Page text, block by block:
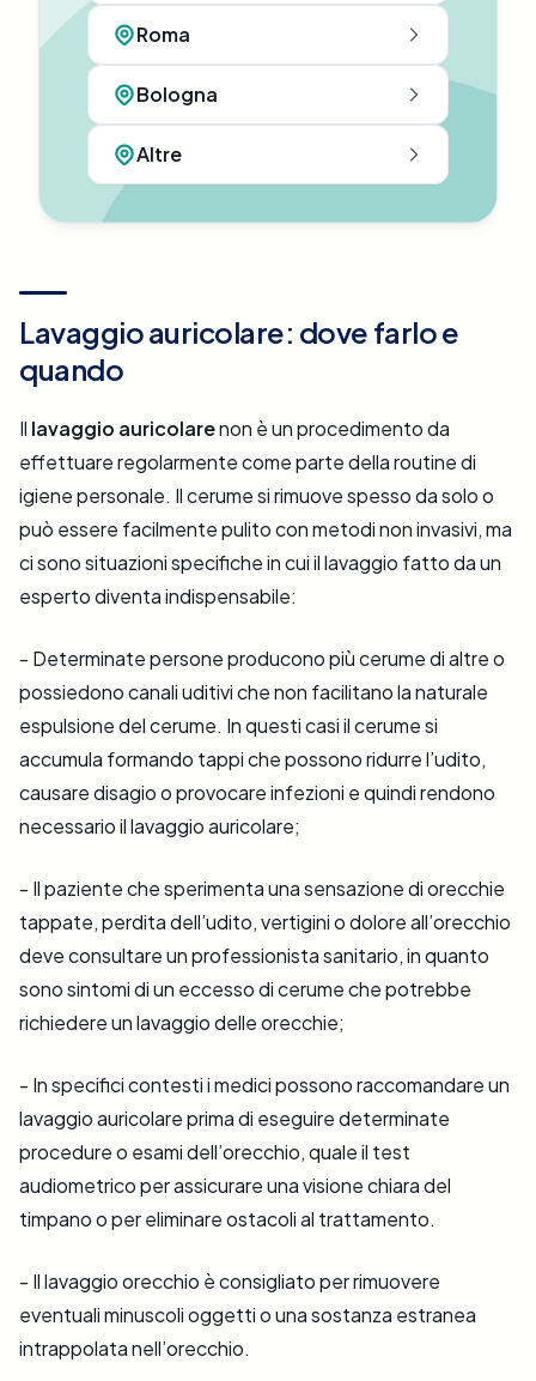
Roma
Bologna
Altre
Lavaggio auricolare: dove farlo e
quando
Il lavaggio auricolarenon è un procedimento da
effettuare regolarmente come parte della routine di
igiene personale. Il cerume si rimuove spesso da solo o
può essere facilmente pulito con metodi non invasivi, ma
ci sono situazioni specifiche in cui il lavaggio fatto da un
esperto diventa indispensabile:
- Determinate persone producono più cerume di altre o
possiedono canali uditivi che non facilitano la naturale
espulsione del cerume. In questi casi il cerume si
accumula formando tappi che possono ridurre l’udito,
causare disagio o provocare infezioni e quindi rendono
necessario il lavaggio auricolare;
- Il paziente che sperimenta una sensazione di orecchie
tappate, perdita dell’udito, vertigini o dolore all’orecchio
deve consultare un professionista sanitario, in quanto
sono sintomi di un eccesso di cerume che potrebbe
richiedere un lavaggio delle orecchie;
- In specifici contesti i medici possono raccomandare un
lavaggio auricolare prima di eseguire determinate
procedure o esami dell’orecchio, quale il test
audiometrico per assicurare una visione chiara del
timpano o per eliminare ostacoli al trattamento.
- Il lavaggio orecchio è consigliato per rimuovere
eventuali minuscoli oggetti o una sostanza estranea
intrappolata nell’orecchio.